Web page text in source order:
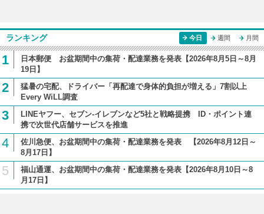
ランキング 今日 週間 月間
1
日本郵便 お盆期間中の集荷・配達業務を発表【2026年8月5日～8月
19日】
2
猛暑の宅配、ドライバー「再配達で身体的負担が増える」7割以上
Every WiLL調査
3
LINEヤフー、セブン-イレブンなど5社と戦略提携 ID・ポイント連
携で次世代店舗サービスを推進
4
佐川急便、お盆期間中の集荷・配達業務を発表 【2026年8月12日～
8月17日】
5
福山通運、お盆期間中の集荷・配達業務を発表【2026年8月10日～8
月17日】